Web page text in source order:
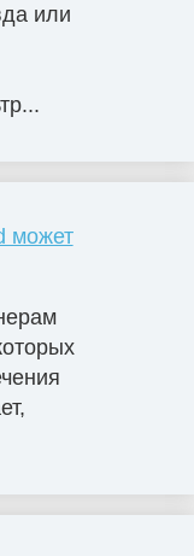
или
может